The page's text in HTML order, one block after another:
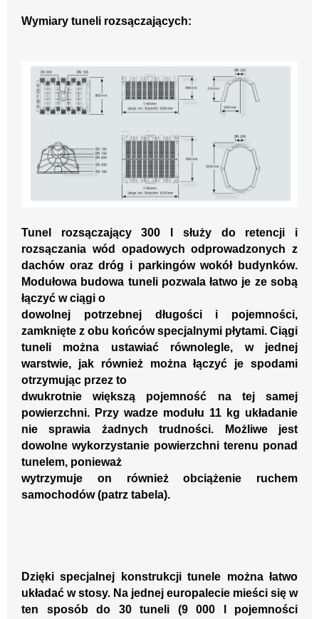
Wymiary tuneli rozsączających:
Tunel rozsączający 300 l służy do retencji i
rozsączania wód opadowych odprowadzonych z
dachów orazdróg i parkingów wokół budynków.
Modułowa budowa tuneli pozwala łatwo je ze sobą
łączyć w ciągi o
dowolnej potrzebnej długości
i pojemności,
zamknięte z obu końców specjalnymi płytami. Ciągi
tuneli można ustawiać równolegle, w jednej
warstwie, jak również
można łączyć je spodami
otrzymując przez to
dwukrotnie większą pojemność
na tej samej
powierzchni. Przy wadze modułu 11 kg układanie
nie sprawia żadnych trudności.
Możliwe jest
dowolne wykorzystanie powierzchni terenu ponad
tunelem, ponieważ
wytrzymuje on również
obciążenie ruchem
samochodów (patrz tabela).
Dzięki specjalnej konstrukcji tunele można łatwo
układać w stosy. Na jednej europalecie mieści się w
ten sposób do 30 tuneli (9
000 l pojemności